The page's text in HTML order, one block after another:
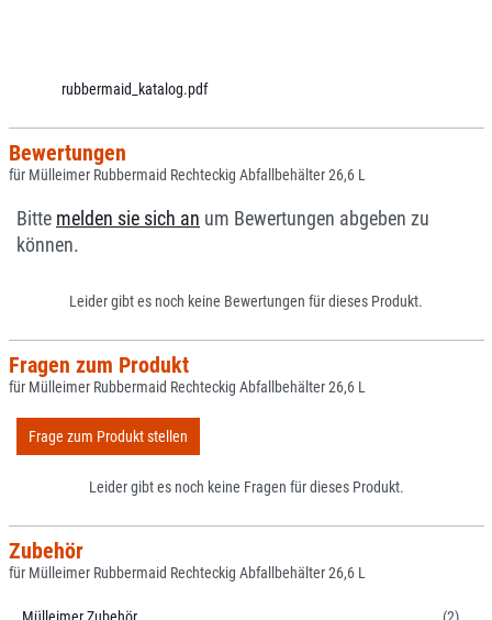
rubbermaid_katalog.pdf
Bewertungen
für Mülleimer Rubbermaid Rechteckig Abfallbehälter 26,6 L
Bitte melden sie sich an um Bewertungen abgeben zu
können.
Leider gibt es noch keine Bewertungen für dieses Produkt.
Fragen zum Produkt
für Mülleimer Rubbermaid Rechteckig Abfallbehälter 26,6 L
Frage zum Produkt stellen
Leider gibt es noch keine Fragen für dieses Produkt.
Zubehör
für Mülleimer Rubbermaid Rechteckig Abfallbehälter 26,6 L